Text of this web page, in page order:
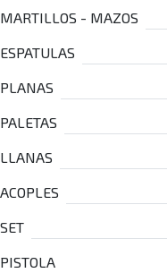
MARTILLOS - MAZOS
ESPATULAS
PLANAS
PALETAS
LLANAS
ACOPLES
SET
PISTOLA